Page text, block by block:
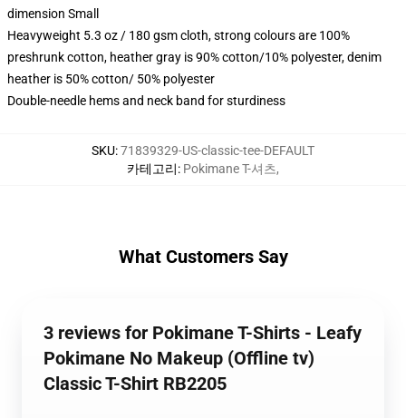
dimension Small
Heavyweight 5.3 oz / 180 gsm cloth, strong colours are 100%
preshrunk cotton, heather gray is 90% cotton/10% polyester, denim
heather is 50% cotton/ 50% polyester
Double-needle hems and neck band for sturdiness
SKU:71839329-US-classic-tee-DEFAULT
카테고리: Pokimane T-셔츠,
What Customers Say
3 reviews for Pokimane T-Shirts - Leafy
Pokimane No Makeup (Offline tv)
Classic T-Shirt RB2205